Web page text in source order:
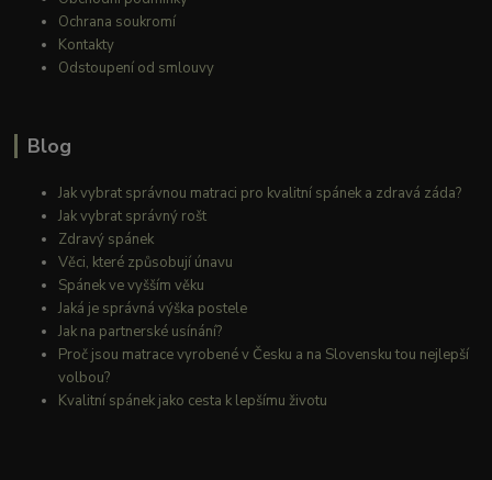
Ochrana soukromí
Kontakty
Odstoupení od smlouvy
Blog
Jak vybrat správnou matraci pro kvalitní spánek a zdravá záda?
Jak vybrat správný rošt
Zdravý spánek
Věci, které způsobují únavu
Spánek ve vyšším věku
Jaká je správná výška postele
Jak na partnerské usínání?
Proč jsou matrace vyrobené v Česku a na Slovensku tou nejlepší
volbou?
Kvalitní spánek jako cesta k lepšímu životu